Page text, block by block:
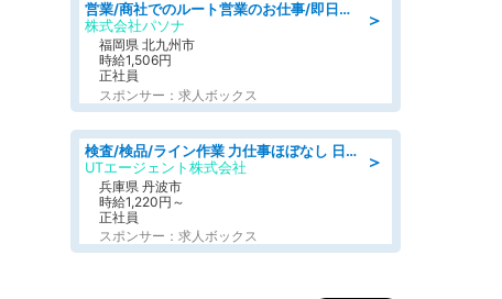
＞
営業/商社でのルート営業のお仕事/即日勤務可/車通勤可/営業
株式会社パソナ
福岡県 北九州市
時給1,506円
正社員
スポンサー：求人ボックス
＞
検査/検品/ライン作業 力仕事ほぼなし 日勤 土日休 未経験歓迎 検品·検査
UTエージェント株式会社
兵庫県 丹波市
時給1,220円～
正社員
スポンサー：求人ボックス